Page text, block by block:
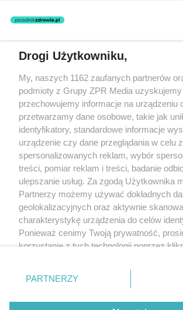
świadczeń zdrowotnych w rozumieniu art. 3 ust 1
rozpowszechniany lub dalej rozpowszechniany
(w tym także elektroniczny lub mechaniczny) na
eksploatacji w jakiejkolwiek formie, włącznie z
Internecie bez pisemnej zgody właściciela praw.
lub wykorzystanie utworów w całości lub w
prawa, tzn. bez właściwej zgody, jest zabronione
może być ścigane prawnie.
O nas
Informacje prawne
Nasze serwisy
Drogi Użytkowniku,
My, naszych 1162 zaufanych partnerów
podmioty z Grupy ZPR Media
przechowujemy informacje na urządzeniu
przetwarzamy dane osobowe, takie jak
identyfikatory, standardowe informacje
urządzenie czy dane przeglądania w celu
spersonalizowanych reklam, wybór
treści, pomiar reklam i treści, badanie
ulepszanie usług. Za zgodą Użytkownika
Partnerzy możemy używać dokładnych
geolokalizacyjnych oraz aktywnie
charakterystykę urządzenia do celów
Ponieważ cenimy Twoją prywatność,
korzystanie z tych technologii poprzez
zmienić/wycofać klikając przycisk
znajdujący się w lewym dolnym rogu strony
rodzaje przetwarzania danych nie
PARTNERZY